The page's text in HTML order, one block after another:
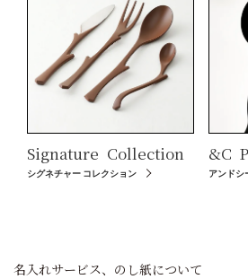
Signature Collection
シグネチャー コレクション
&C
アンドシ
名入れサービス、のし紙について